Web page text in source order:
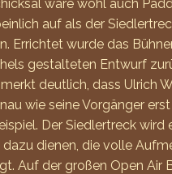
wäre wohl auch
auf als der
Errichtet wurde das
gestalteten Entwurf
deutlich, dass
wie seine Vorgänger
Der Siedlertreck
dienen, die volle
Auf der großen Open